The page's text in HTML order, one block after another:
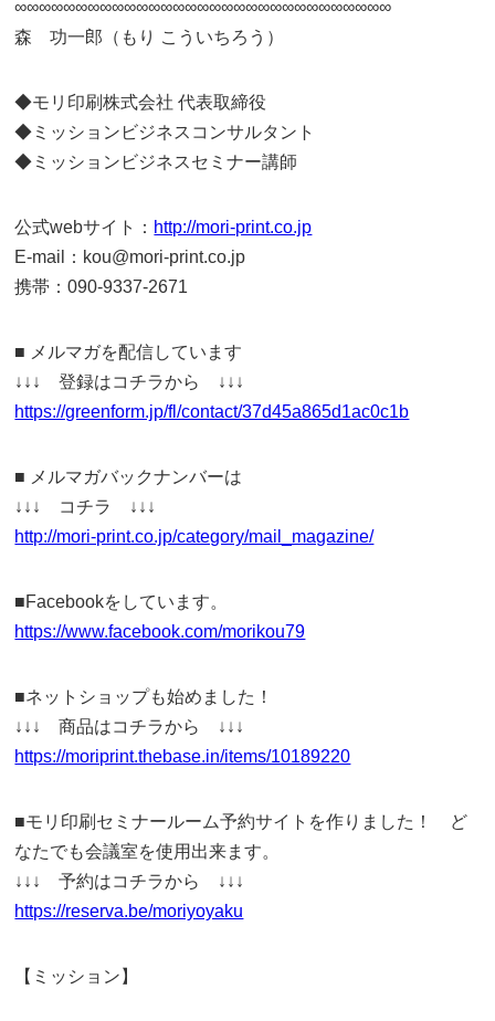
∞∞∞∞∞∞∞∞∞∞∞∞∞∞∞∞∞∞∞∞∞∞∞∞∞∞∞∞∞∞∞
森 功一郎（もり こういちろう）
◆モリ印刷株式会社 代表取締役
◆ミッションビジネスコンサルタント
◆ミッションビジネスセミナー講師
公式webサイト： http://mori-print.co.jp
E-mail：kou@mori-print.co.jp
携帯：090-9337-2671
■ メルマガを配信しています
↓↓↓ 登録はコチラから ↓↓↓
https://greenform.jp/fl/contact/37d45a865d1ac0c1b
■ メルマガバックナンバーは
↓↓↓ コチラ ↓↓↓
http://mori-print.co.jp/category/mail_magazine/
■Facebookをしています。
https://www.facebook.com/morikou79
■ネットショップも始めました！
↓↓↓ 商品はコチラから ↓↓↓
https://moriprint.thebase.in/items/10189220
■モリ印刷セミナールーム予約サイトを作りました！ ど
なたでも会議室を使用出来ます。
↓↓↓ 予約はコチラから ↓↓↓
https://reserva.be/moriyoyaku
【ミッション】